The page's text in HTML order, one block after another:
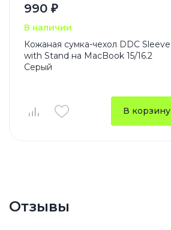
990 ₽
В наличии
Кожаная сумка-чехол DDC Sleeve
with Stand на MacBook 15/16.2
Серый
В корзину
Отзывы